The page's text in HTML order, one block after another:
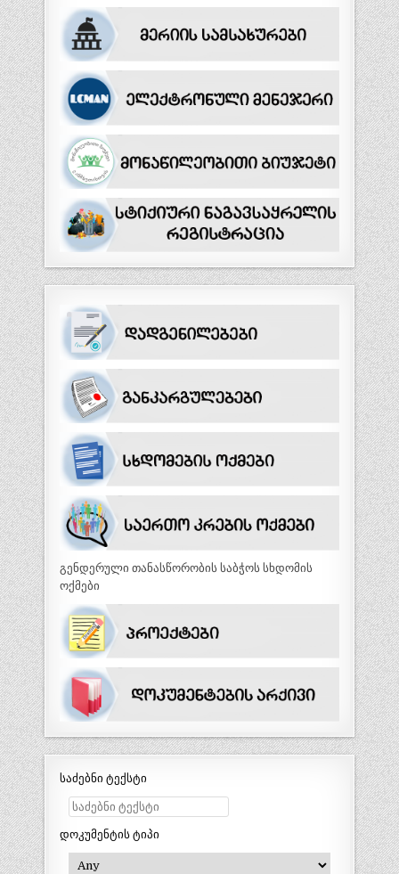
გენდერული თანასწორობის საბჭოს სხდომის
ოქმები
საძებნი ტექსტი
დოკუმენტის ტიპი